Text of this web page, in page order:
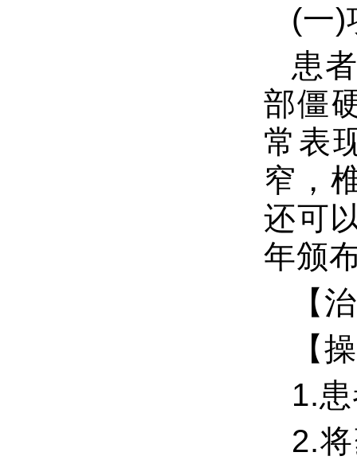
(一)
患
部僵
常表
窄，
还可
年颁
【
【
1.
2.